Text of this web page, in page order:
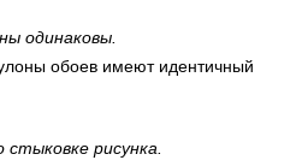
одинаковы.
обоев имеют идентичный
рисунка.